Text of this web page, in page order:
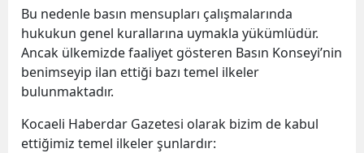
Bu nedenle basın mensupları çalışmalarında
hukukun genel kurallarına uymakla yükümlüdür.
Ancak ülkemizde faaliyet gösteren Basın Konseyi’nin
benimseyip ilan ettiği bazı temel ilkeler
bulunmaktadır.
Kocaeli Haberdar Gazetesi olarak bizim de kabul
ettiğimiz temel ilkeler şunlardır: